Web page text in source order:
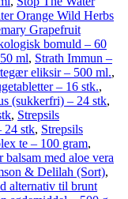
Orange Wild Herbs
Grapefruit
bomuld – 60
ml, Strath Immun –
eliksir – 500 ml.,
– 16 stk.,
(sukkerfri) – 24 stk,
, Strepsils
24 stk, Strepsils
te – 100 gram,
balsam med aloe vera
& Delilah (Sort),
alternativ til brunt